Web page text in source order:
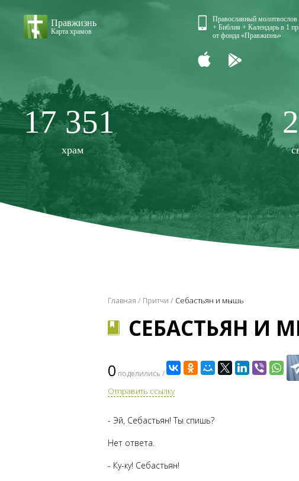
Правжизнь
Карта храмов
Православный молитвослов
+ Библия + Календарь в 1
от фонда «Правжизнь»
17 351
храм
Главная Притчи Себастьян и мышь
СЕБАСТЬЯН И
0 поделились /
Отправить ссылку
- Эй, Себастьян! Ты спишь?
Нет ответа.
- Ку-ку! Себастьян!